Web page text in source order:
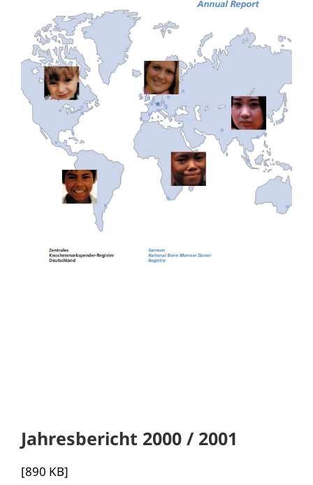
Jahresbericht 2000 / 2001
[890 KB]